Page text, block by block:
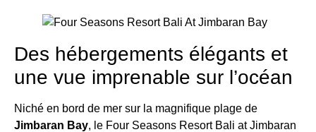
Des hébergements élégants et
une vue imprenable sur l’océan
Niché en bord de mer sur la magnifique plage de
Jimbaran Bay, le Four Seasons Resort Bali at Jimbaran